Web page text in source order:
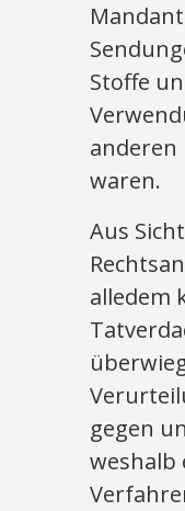
Stoffe
anderen
waren.
Aus
alledem
gegen
weshalb